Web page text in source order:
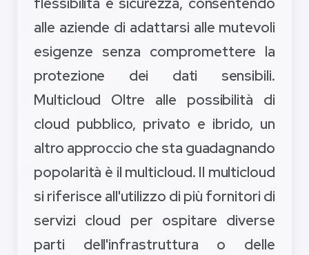
alle aziende di adattarsi alle mutevoli
esigenze senza compromettere la
protezione dei dati sensibili.
Multicloud Oltre alle possibilità di
cloud pubblico, privato e ibrido, un
altro approccio che sta guadagnando
popolarità è il multicloud. Il multicloud
si riferisce all'utilizzo di più fornitori di
servizi cloud per ospitare diverse
parti dell'infrastruttura o delle